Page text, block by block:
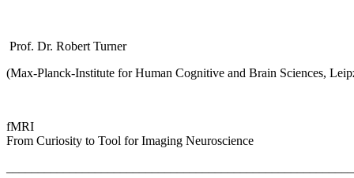
Prof. Dr. Robert Turner
(Max-Planck-Institute for Human Cognitive and Brain Sciences,
fMRI
From Curiosity to Tool for Imaging Neuroscience